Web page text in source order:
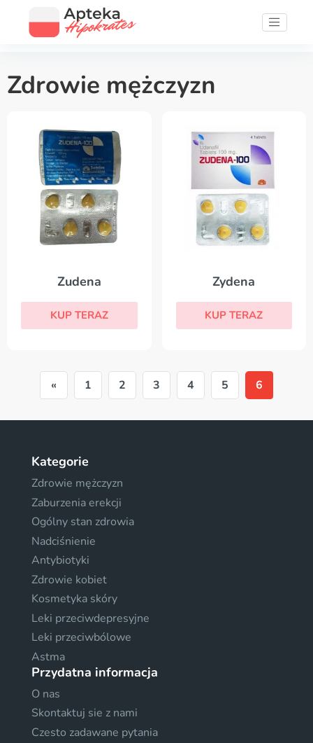
Zdrowie mężczyzn
Zudena
KUP TERAZ
Zydena
KUP TERAZ
« 1 2 3 4 5 6
Kategorie
Zdrowie mężczyzn
Zaburzenia erekcji
Ogólny stan zdrowia
Nadciśnienie
Antybiotyki
Zdrowie kobiet
Kosmetyka skóry
Leki przeciwdepresyjne
Leki przeciwbólowe
Astma
Przydatna informacja
O nas
Skontaktuj sie z nami
Czesto zadawane pytania